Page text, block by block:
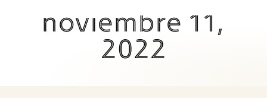
noviembre 11,
2022